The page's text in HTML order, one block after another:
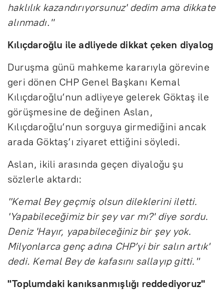
haklılık kazandırıyorsunuz' dedim ama dikkate
alınmadı."
Kılıçdaroğlu ile adliyede dikkat çeken diyalog
Duruşma günü mahkeme kararıyla görevine
geri dönen CHP Genel Başkanı Kemal
Kılıçdaroğlu’nun adliyeye gelerek Göktaş ile
görüşmesine de değinen Aslan,
Kılıçdaroğlu’nun sorguya girmediğini ancak
arada Göktaş’ı ziyaret ettiğini söyledi.
Aslan, ikili arasında geçen diyaloğu şu
sözlerle aktardı:
"Kemal Bey geçmiş olsun dileklerini iletti.
'Yapabileceğimiz bir şey var mı?' diye sordu.
Deniz 'Hayır, yapabileceğiniz bir şey yok.
Milyonlarca genç adına CHP’yi bir salın artık'
dedi. Kemal Bey de kafasını sallayıp gitti."
"Toplumdaki kanıksanmışlığı reddediyoruz"